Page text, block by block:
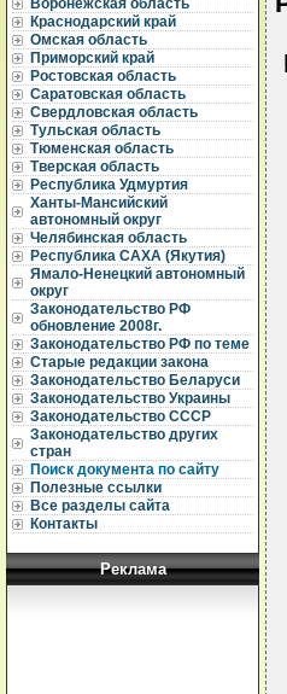
Воронежская область
Краснодарский край
Омская область
Приморский край
Ростовская область
Саратовская область
Свердловская область
Тульская область
Тюменская область
Тверская область
Республика Удмуртия
Ханты-Мансийский
автономный округ
Челябинская область
Республика САХА (Якутия)
Ямало-Ненецкий автономный
округ
Законодательство РФ
обновление 2008г.
Законодательство РФ по теме
Старые редакции закона
Законодательство Беларуси
Законодательство Украины
Законодательство СССР
Законодательство других
стран
Поиск документа по сайту
Полезные ссылки
Все разделы сайта
Контакты
Реклама